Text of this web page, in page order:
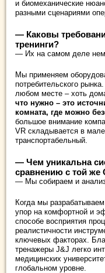
и биомеханические
разными сценариями
— Каковы
тренинги?
— Их на самом деле
Мы применяем
потребительского
любом месте – хоть
что нужно – это
комната, где можно
большое внимание
VR складывается в
транспортабельный.
— Чем уникальна
сравнению с той же
— Мы собираем и
Когда мы
упор на комфортной и
способе восприятия
реалистичности
ключевых факторах.
тренажеры J&J легко
медицинских
глобальном уровне.